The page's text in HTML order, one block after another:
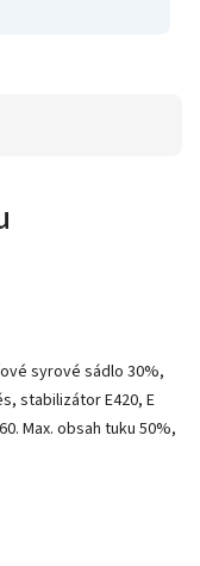
syrové sádlo 30%,
stabilizátor E420, E
Max. obsah tuku 50%,